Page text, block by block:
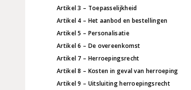
Artikel 3 – Toepasselijkheid
Artikel 4 – Het aanbod en bestellingen
Artikel 5 – Personalisatie
Artikel 6 – De overeenkomst
Artikel 7 – Herroepingsrecht
Artikel 8 – Kosten in geval van herroeping
Artikel 9 – Uitsluiting herroepingsrecht